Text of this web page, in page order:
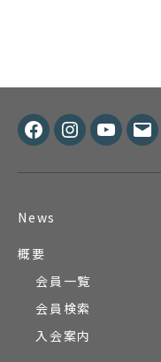
FacebookInstagramYoutube
メ
ル
News
概要
会員一覧
会員検索
入会案内